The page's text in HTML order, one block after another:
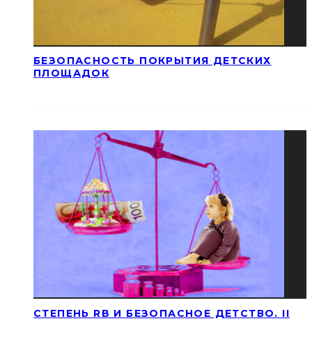
БЕЗОПАСНОСТЬ ПОКРЫТИЯ ДЕТСКИХ
ПЛОЩАДОК
СТЕПЕНЬ RB И БЕЗОПАСНОЕ ДЕТСТВО. II